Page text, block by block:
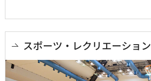
スポーツ・レクリエーション